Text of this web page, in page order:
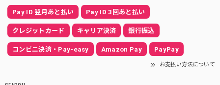
Pay ID 翌月あと払い Pay ID 3回あと払い
クレジットカード キャリア決済 銀行振込
コンビニ決済・Pay-easy Amazon Pay PayPay
お支払い方法について